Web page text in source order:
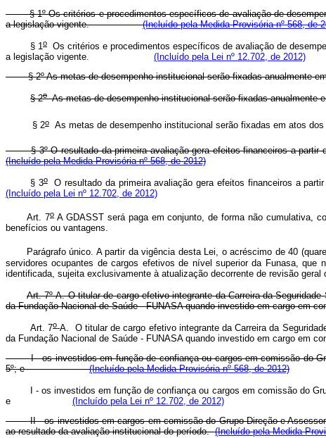
§ 1º Os critérios e procedimentos específicos de avaliação de
a legislação vigente.(Incluído pela Medida Provisória nº 568, de
§ 1o
Os critérios e procedimentos específicos de avaliação de
a legislação vigente. (Incluído pela Lei nº 12.702, de 2012)
§ 2º As metas de desempenho institucional serão fixadas anualmente
§ 2oAs metas de desempenho institucional serão fixadas
§ 2oAs metas de desempenho institucional serão fixadas em
§ 3º O resultado da primeira avaliação gera efeitos financeiros a
(Incluído pela Medida Provisória nº 568, de 2012)
§ 3oO resultado da primeira avaliação gera efeitos financeiros a
(Incluído pela Lei nº 12.702, de 2012)
Art. 7oA GDASST será paga em conjunto, de forma não cumulativa,
benefícios ou vantagens.
Parágrafo único. A partir da vigência desta Lei, o acréscimo de 40
servidores ocupantes de cargos efetivos de nível superior da Funasa, que
identificada, sujeita exclusivamente à atualização decorrente de revisão geral
Art. 7º-A. O titular de cargo efetivo integrante da Carreira da
da Fundação Nacional de Saúde - FUNASA quando investido em
Art. 7o-A. O titular de cargo efetivo integrante da Carreira da
da Fundação Nacional de Saúde - FUNASA quando investido em
I - os investidos em função de confiança ou cargos em comissão do
5º; e(Incluído pela Medida Provisória nº 568, de 2012)
I - os investidos em função de confiança ou cargos em comissão do
e (Incluído pela Lei nº 12.702, de 2012)
II - os investidos em cargos em comissão do Grupo-Direção e
ao resultado da avaliação institucional do período.(Incluído pela Medida